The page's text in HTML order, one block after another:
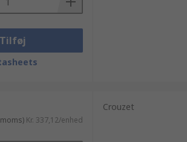
Kr. 337,12/enhed
Crouzet